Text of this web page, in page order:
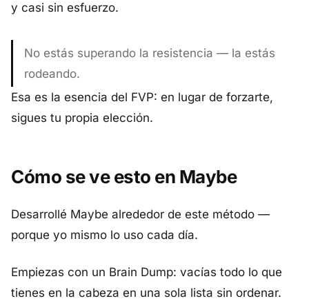
y casi sin esfuerzo.
No estás superando la resistencia — la estás
rodeando.
Esa es la esencia del FVP: en lugar de forzarte,
sigues tu propia elección.
Cómo se ve esto en Maybe
Desarrollé Maybe alrededor de este método —
porque yo mismo lo uso cada día.
Empiezas con un Brain Dump: vacías todo lo que
tienes en la cabeza en una sola lista sin ordenar.